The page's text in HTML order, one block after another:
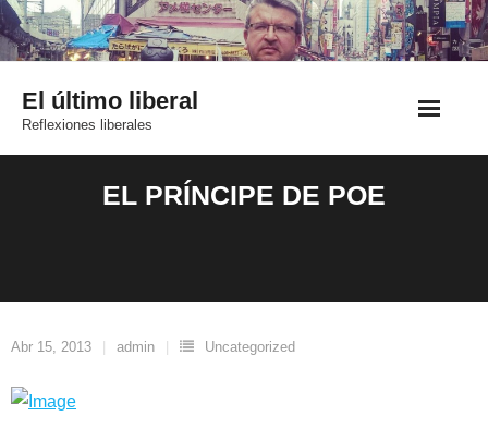
Saltar
al
El último liberal
Reflexiones liberales
EL PRÍNCIPE DE POE
Abr 15, 2013 admin Uncategorized